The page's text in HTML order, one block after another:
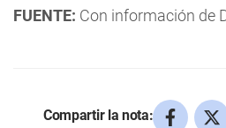
FUENTE: Con información de
Compartir la nota: